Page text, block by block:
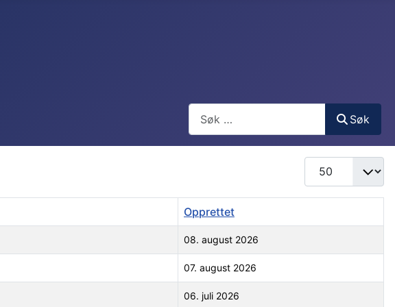
Søk
Antall som skal
Opprettet
08. august 2026
07. august 2026
06. juli 2026